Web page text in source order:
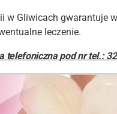
w Gliwicach gwarantuje
leczenie.
telefoniczna pod nr tel.: